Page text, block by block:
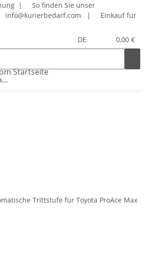
|
So finden Sie unser
info@kurierbedarf.com |
Einkauf für
DE
0,00 €